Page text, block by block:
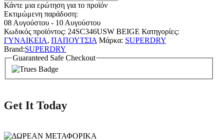
Κάντε μια ερώτηση για το προϊόν
Εκτιμώμενη παράδοση:
08 Αυγούστου - 10 Αυγούστου
Κωδικός προϊόντος: 24SC346USW BEIGE Κατηγορίες:
ΓΥΝΑΙΚΕΙΑ, ΠΑΠΟΥΤΣΙΑ Μάρκα: SUPERDRY
Brand:SUPERDRY
Guaranteed Safe Checkout
Get It Today